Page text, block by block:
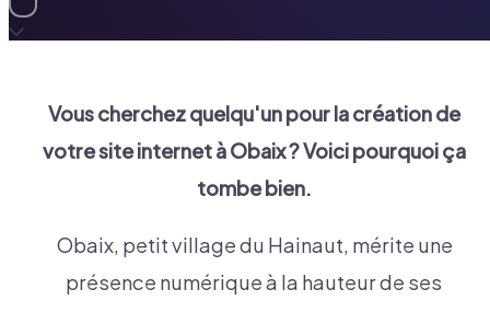
Vous cherchez quelqu'un pour la création de
votre site internet àObaix? Voici pourquoi ça
tombe bien.
Obaix, petit village du Hainaut, mérite une
présence numérique à la hauteur de ses